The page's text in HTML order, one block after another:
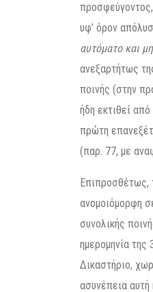
υφ’ όρον
αυτόματο και
ανεξαρτήτως
ποινής (στην
ήδη εκτιθεί
πρώτη
(παρ. 77, με
Επιπροσθέτως,
ανομοιόμορφη
συνολικής
ημερομηνία της
Δικαστήριο,
ασυνέπεια